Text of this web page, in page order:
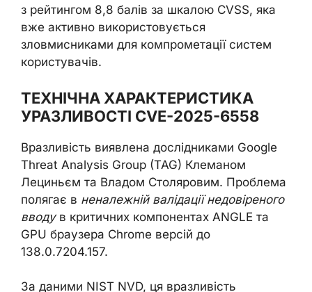
з рейтингом 8,8 балів за шкалою CVSS, яка
вже активно використовується
зловмисниками для компрометації систем
користувачів.
ТЕХНІЧНА ХАРАКТЕРИСТИКА
УРАЗЛИВОСТІ CVE-2025-6558
Вразливість виявлена дослідниками Google
Threat Analysis Group (TAG) Клеманом
Лециньєм та Владом Столяровим. Проблема
полягає в неналежній валідації недовіреного
вводув критичних компонентах ANGLE та
GPU браузера Chrome версій до
138.0.7204.157.
За даними NIST NVD, ця вразливість